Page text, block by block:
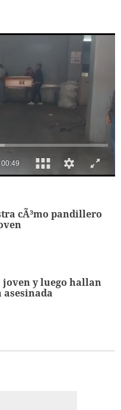
cÃ³mo pandillero
y luego hallan